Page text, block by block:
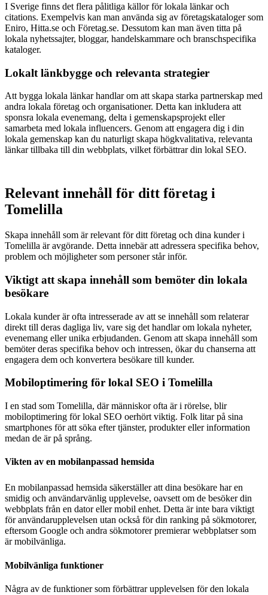
I Sverige finns det flera pålitliga källor för lokala länkar och
citations. Exempelvis kan man använda sig av företagskataloger som
Eniro, Hitta.se och Företag.se. Dessutom kan man även titta på
lokala nyhetssajter, bloggar, handelskammare och branschspecifika
kataloger.
Lokalt länkbygge och relevanta strategier
Att bygga lokala länkar handlar om att skapa starka partnerskap med
andra lokala företag och organisationer. Detta kan inkludera att
sponsra lokala evenemang, delta i gemenskapsprojekt eller
samarbeta med lokala influencers. Genom att engagera dig i din
lokala gemenskap kan du naturligt skapa högkvalitativa, relevanta
länkar tillbaka till din webbplats, vilket förbättrar din lokal SEO.
Relevant innehåll för ditt företag i
Tomelilla
Skapa innehåll som är relevant för ditt företag och dina kunder i
Tomelilla är avgörande. Detta innebär att adressera specifika behov,
problem och möjligheter som personer står inför.
Viktigt att skapa innehåll som bemöter din lokala
besökare
Lokala kunder är ofta intresserade av att se innehåll som relaterar
direkt till deras dagliga liv, vare sig det handlar om lokala nyheter,
evenemang eller unika erbjudanden. Genom att skapa innehåll som
bemöter deras specifika behov och intressen, ökar du chanserna att
engagera dem och konvertera besökare till kunder.
Mobiloptimering för lokal SEO i Tomelilla
I en stad som Tomelilla, där människor ofta är i rörelse, blir
mobiloptimering för lokal SEO oerhört viktig. Folk litar på sina
smartphones för att söka efter tjänster, produkter eller information
medan de är på språng.
Vikten av en mobilanpassad hemsida
En mobilanpassad hemsida säkerställer att dina besökare har en
smidig och användarvänlig upplevelse, oavsett om de besöker din
webbplats från en dator eller mobil enhet. Detta är inte bara viktigt
för användarupplevelsen utan också för din ranking på sökmotorer,
eftersom Google och andra sökmotorer premierar webbplatser som
är mobilvänliga.
Mobilvänliga funktioner
Några av de funktioner som förbättrar upplevelsen för den lokala